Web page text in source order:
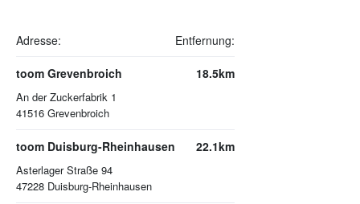
Adresse: Entfernung:
toom Grevenbroich
An der Zuckerfabrik 1
41516 Grevenbroich
18.5km
toom Duisburg-Rheinhausen
Asterlager Straße 94
47228 Duisburg-Rheinhausen
22.1km